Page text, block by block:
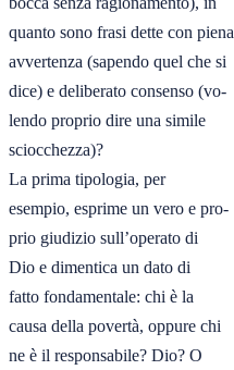
quanto sono frasi dette con piena
avvertenza (sapendo quel che si
dice) e deliberato consenso (vo-
lendo proprio dire una simile
sciocchezza)?
La prima tipologia, per
esempio, esprime un vero e pro-
prio giudizio sull’operato di
Dio e dimentica un dato di
fatto fondamentale: chi è la
causa della povertà, oppure chi
ne è il responsabile? Dio? O